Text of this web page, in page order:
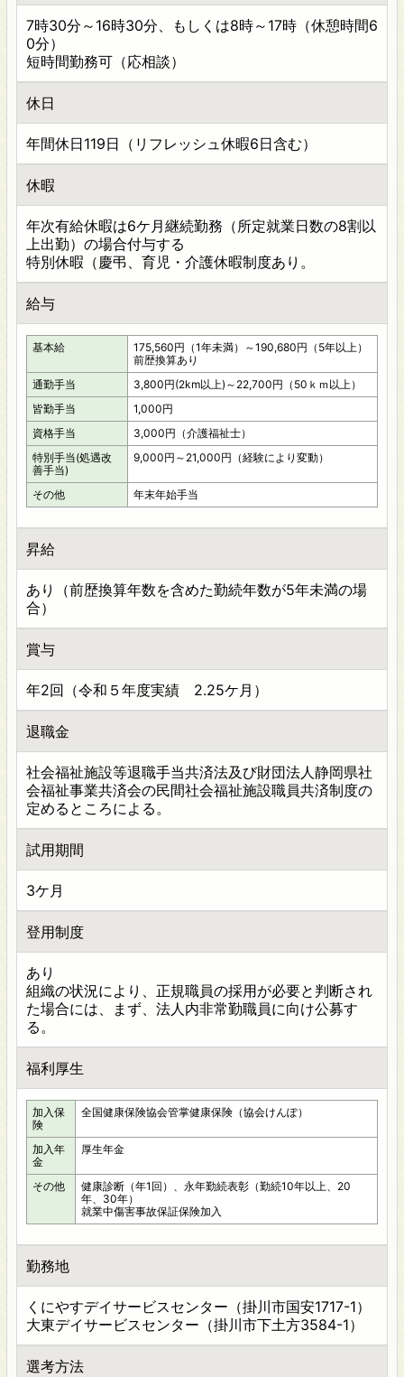
7時30分～16時30分、もしくは8時～17時（休憩時間6
0分）
短時間勤務可（応相談）
休日
年間休日119日（リフレッシュ休暇6日含む）
休暇
年次有給休暇は6ケ月継続勤務（所定就業日数の8割以
上出勤）の場合付与する
特別休暇（慶弔、育児・介護休暇制度あり。
給与
基本給
175,560円（1年未満）～190,680円（5年以上）
前歴換算あり
通勤手当
3,800円(2km以上)～22,700円（50ｋｍ以上）
皆勤手当
1,000円
資格手当
3,000円（介護福祉士）
特別手当(処遇改
善手当)
9,000円～21,000円（経験により変動）
その他 年末年始手当
昇給
あり（前歴換算年数を含めた勤続年数が5年未満の場
合）
賞与
年2回（令和５年度実績 2.25ケ月）
退職金
社会福祉施設等退職手当共済法及び財団法人静岡県社
会福祉事業共済会の民間社会福祉施設職員共済制度の
定めるところによる。
試用期間
3ケ月
登用制度
あり
組織の状況により、正規職員の採用が必要と判断され
た場合には、まず、法人内非常勤職員に向け公募す
る。
福利厚生
加入保
険
全国健康保険協会管掌健康保険（協会けんぽ）
加入年
金
厚生年金
その他
健康診断（年1回）、永年勤続表彰（勤続10年以上、20
年、30年）
就業中傷害事故保証保険加入
勤務地
くにやすデイサービスセンター（掛川市国安1717-1）
大東デイサービスセンター（掛川市下土方3584-1）
選考方法